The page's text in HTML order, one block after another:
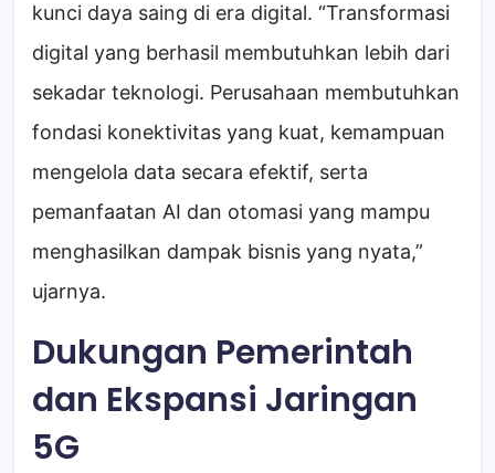
kunci daya saing di era digital. “Transformasi
digital yang berhasil membutuhkan lebih dari
sekadar teknologi. Perusahaan membutuhkan
fondasi konektivitas yang kuat, kemampuan
mengelola data secara efektif, serta
pemanfaatan AI dan otomasi yang mampu
menghasilkan dampak bisnis yang nyata,”
ujarnya.
Dukungan Pemerintah
dan Ekspansi Jaringan
5G